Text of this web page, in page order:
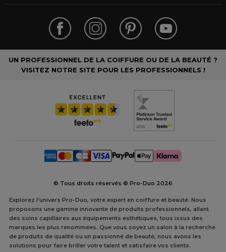
UN PROFESSIONNEL DE LA COIFFURE OU DE LA BEAUTÉ ?
VISITEZ NOTRE SITE POUR LES PROFESSIONNELS !
© Tous droits réservés © Pro-Duo 2026
Explorez l'univers Pro-Duo, votre expert en coiffure et beauté. Nous
proposons une gamme innovante de produits professionnels, allant
des soins capillaires aux équipements esthétiques, tous issus des
marques les plus renommées. Que vous soyez un salon à la recherche
de produits de qualité ou un passionné de beauté, nous avons les
solutions pour faire briller votre talent et satisfaire vos clients.